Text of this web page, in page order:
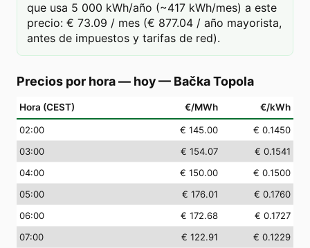
que usa 5 000 kWh/año (~417 kWh/mes) a este
precio: € 73.09 / mes (€ 877.04 / año mayorista,
antes de impuestos y tarifas de red).
Precios por hora — hoy— Bačka Topola
Hora (CEST) €/MWh €/kWh
02:00 € 145.00
€ 0.1450
03:00 € 154.07
€ 0.1541
04:00 € 150.00
€ 0.1500
05:00 € 176.01
€ 0.1760
06:00 € 172.68
€ 0.1727
07:00 € 122.91
€ 0.1229